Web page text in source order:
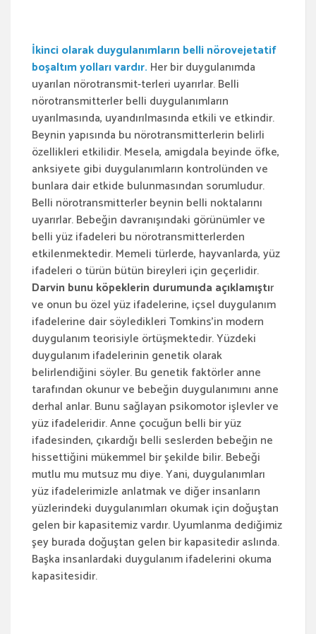
İkinci olarak duygulanımların belli nörovejetatif
boşaltım yolları vardır. Her bir duygulanımda
uyarılan nörotransmit-terleri uyarırlar. Belli
nörotransmitterler belli duygulanımların
uyarılmasında, uyandırılmasında etkili ve etkindir.
Beynin yapısında bu nörotransmitterlerin belirli
özellikleri etkilidir. Mesela, amigdala beyinde öfke,
anksiyete gibi duygulanımların kontrolünden ve
bunlara dair etkide bulunmasından sorumludur.
Belli nörotransmitterler beynin belli noktalarını
uyarırlar. Bebeğin davranışındaki görünümler ve
belli yüz ifadeleri bu nörotransmitterlerden
etkilenmektedir. Memeli türlerde, hayvanlarda, yüz
ifadeleri o türün bütün bireyleri için geçerlidir.
Darvin bunu köpeklerin durumunda açıklamıştır
ve onun bu özel yüz ifadelerine, içsel duygulanım
ifadelerine dair söyledikleri Tomkins’in modern
duygulanım teorisiyle örtüşmektedir. Yüzdeki
duygulanım ifadelerinin genetik olarak
belirlendiğini söyler. Bu genetik faktörler anne
tarafından okunur ve bebeğin duygulanımını anne
derhal anlar. Bunu sağlayan psikomotor işlevler ve
yüz ifadeleridir. Anne çocuğun belli bir yüz
ifadesinden, çıkardığı belli seslerden bebeğin ne
hissettiğini mükemmel bir şekilde bilir. Bebeği
mutlu mu mutsuz mu diye. Yani, duygulanımları
yüz ifadelerimizle anlatmak ve diğer insanların
yüzlerindeki duygulanımları okumak için doğuştan
gelen bir kapasitemiz vardır. Uyumlanma dediğimiz
şey burada doğuştan gelen bir kapasitedir aslında.
Başka insanlardaki duygulanım ifadelerini okuma
kapasitesidir.